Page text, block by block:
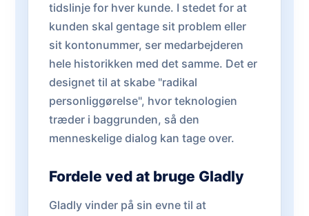
tidslinje for hver kunde. I stedet for at
kunden skal gentage sit problem eller
sit kontonummer, ser medarbejderen
hele historikken med det samme. Det er
designet til at skabe "radikal
personliggørelse", hvor teknologien
træder i baggrunden, så den
menneskelige dialog kan tage over.
Fordele ved at bruge Gladly
Gladly vinder på sin evne til at